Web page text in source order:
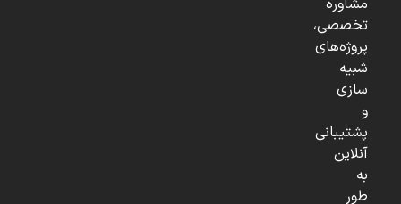
مشاوره
تخصصی،
پروژه‌های
شبیه
سازی
و
پشتیبانی
آنلاین
به
طور